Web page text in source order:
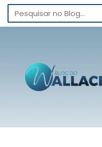
Pular
conteúdo